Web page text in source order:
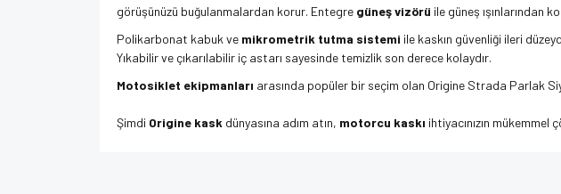
görüşünüzü buğulanmalardan korur. Entegre güneş vizörü ile güneş ışınlarından
Polikarbonat kabuk ve mikrometrik tutma sistemi ile kaskın güvenliği ileri
Yıkabilir ve çıkarılabilir iç astarı sayesinde temizlik son derece kolaydır.
Motosiklet ekipmanları arasında popüler bir seçim olan Origine Strada Parlak
Şimdi Origine kask dünyasına adım atın, motorcu kaskı ihtiyacınızın mükemmel